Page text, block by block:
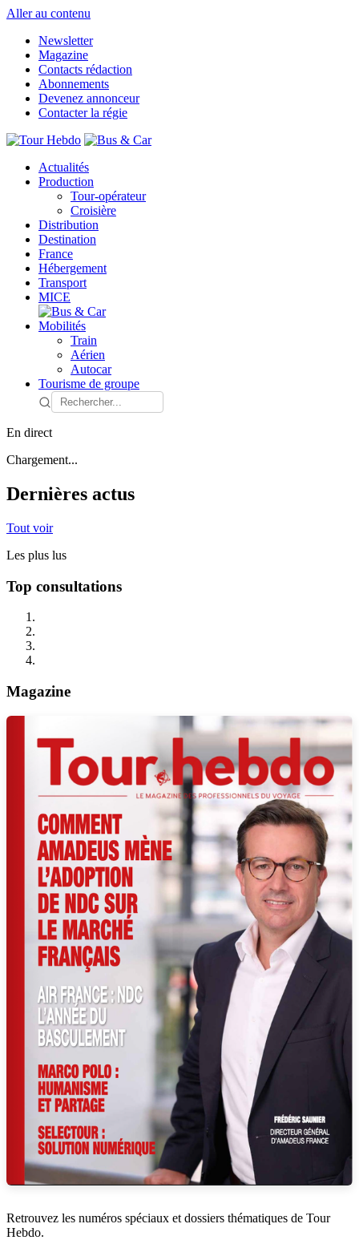
Aller au contenu
Newsletter
Magazine
Contacts rédaction
Abonnements
Devenez annonceur
Contacter la régie
Actualités
Production
Tour-opérateur
Croisière
Distribution
Destination
France
Hébergement
Transport
MICE
Mobilités
Train
Aérien
Autocar
Tourisme de groupe
En direct
Chargement...
Dernières actus
Tout voir
Les plus lus
Top consultations
Magazine
Retrouvez les numéros spéciaux et dossiers thématiques de Tour
Hebdo.